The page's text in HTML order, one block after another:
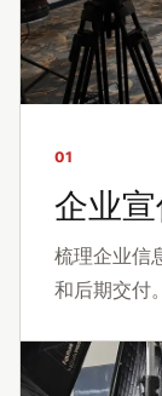
01
企业
梳理企业信
和后期交付。